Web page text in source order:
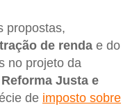
propostas,
de renda e do
no projeto da
Reforma Justa e
de imposto sobre